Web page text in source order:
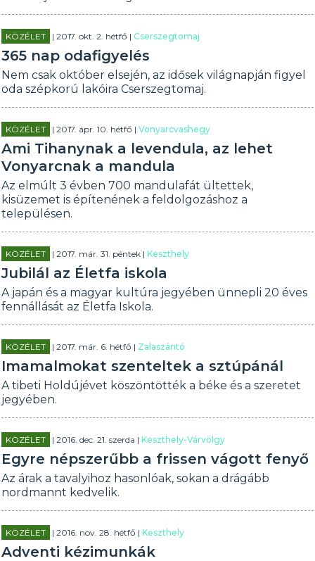
KÖZÉLET | 2017. okt. 2. hétfő |Cserszegtomaj
365 nap odafigyelés
Nem csak október elsején, az idősek világnapján figyel
oda szépkorú lakóira Cserszegtomaj.
KÖZÉLET | 2017. ápr. 10. hétfő |Vonyarcvashegy
Ami Tihanynak a levendula, az lehet
Vonyarcnak a mandula
Az elmúlt 3 évben 700 mandulafát ültettek,
kisüzemet is építenének a feldolgozáshoz a
településen.
KÖZÉLET | 2017. már. 31. péntek |Keszthely
Jubilál az Életfa iskola
A japán és a magyar kultúra jegyében ünnepli 20 éves
fennállását az Életfa Iskola.
KÖZÉLET | 2017. már. 6. hétfő | Zalaszántó
Imamalmokat szenteltek a sztúpánál
A tibeti Holdújévet köszöntötték a béke és a szeretet
jegyében.
KÖZÉLET | 2016. dec. 21. szerda |Keszthely-Várvölgy
Egyre népszerűbb a frissen vágott fenyő
Az árak a tavalyihoz hasonlóak, sokan a drágább
nordmannt kedvelik.
KÖZÉLET | 2016. nov. 28. hétfő |Keszthely
Adventi kézimunkák